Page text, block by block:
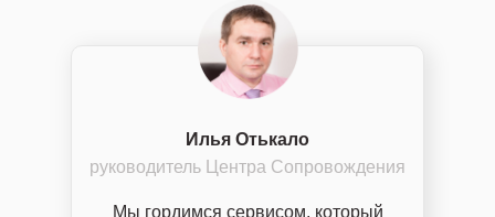
Мы гордимся сервисом, который
Илья Отькало
руководитель Центра Сопровождения